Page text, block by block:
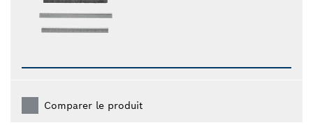
Comparer le produit